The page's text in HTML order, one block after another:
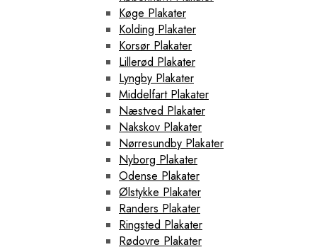
Køge Plakater
Kolding Plakater
Korsør Plakater
Lillerød Plakater
Lyngby Plakater
Middelfart Plakater
Næstved Plakater
Nakskov Plakater
Nørresundby Plakater
Nyborg Plakater
Odense Plakater
Ølstykke Plakater
Randers Plakater
Ringsted Plakater
Rødovre Plakater